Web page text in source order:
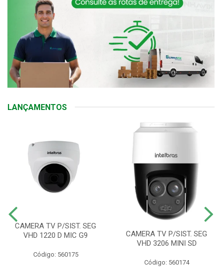
LANÇAMENTOS
CAMERA TV P/SIST. SEG
VHD 1220 D MIC G9
Código: 560175
CAMERA TV P/SIST. SEG
VHD 3206 MINI SD
Código: 560174